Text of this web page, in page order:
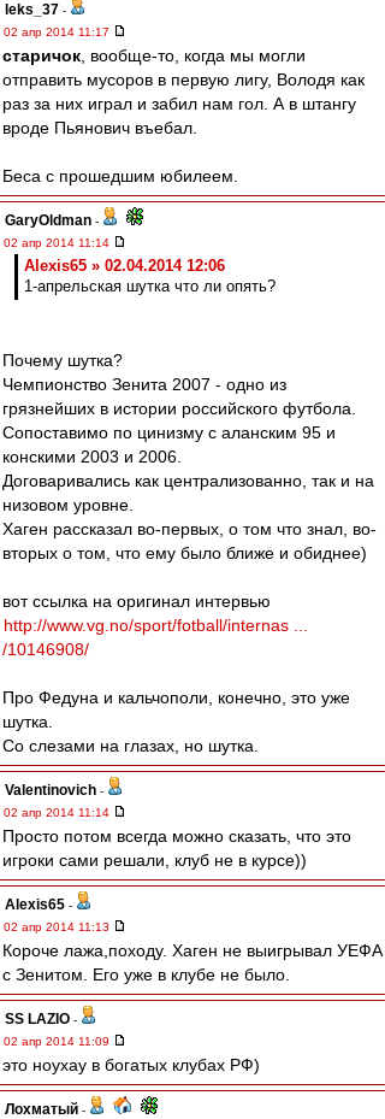
leks_37 -
02 апр 2014 11:17
старичок , вообще-то, когда мы могли
отправить мусоров в первую лигу, Володя как
раз за них играл и забил нам гол. А в штангу
вроде Пьянович въебал.
Беса с прошедшим юбилеем.
GaryOldman -
02 апр 2014 11:14
Alexis65 » 02.04.2014 12:06
1-апрельская шутка что ли опять?
Почему шутка?
Чемпионство Зенита 2007 - одно из
грязнейших в истории российского футбола.
Сопоставимо по цинизму с аланским 95 и
конскими 2003 и 2006.
Договаривались как централизованно, так и на
низовом уровне.
Хаген рассказал во-первых, о том что знал, во-
вторых о том, что ему было ближе и обиднее)
вот ссылка на оригинал интервью
http://www.vg.no/sport/fotball/internas ...
/10146908/
Про Федуна и кальчополи, конечно, это уже
шутка.
Со слезами на глазах, но шутка.
Valentinovich -
02 апр 2014 11:14
Просто потом всегда можно сказать, что это
игроки сами решали, клуб не в курсе))
Alexis65 -
02 апр 2014 11:13
Короче лажа,походу. Хаген не выигрывал УЕФА
с Зенитом. Его уже в клубе не было.
SS LAZIO -
02 апр 2014 11:09
это ноухау в богатых клубах РФ)
Лохматый -